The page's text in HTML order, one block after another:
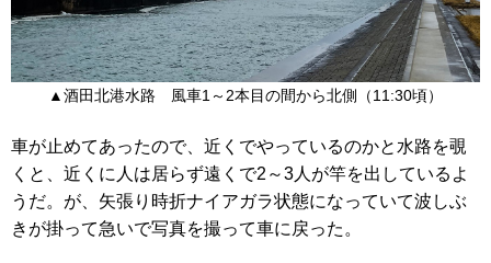
▲酒田北港水路 風車1～2本目の間から北側（11:30頃）
車が止めてあったので、近くでやっているのかと水路を覗
くと、近くに人は居らず遠くで2～3人が竿を出しているよ
うだ。が、矢張り時折ナイアガラ状態になっていて波しぶ
きが掛って急いで写真を撮って車に戻った。